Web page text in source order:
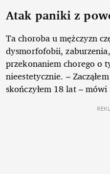
Atak paniki z
Ta choroba u mężczyzn
dysmorfofobii,
przekonaniem chorego o
nieestetycznie. –
skończyłem 18 lat –